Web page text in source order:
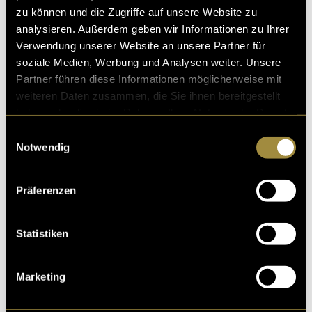
zu können und die Zugriffe auf unsere Website zu
analysieren. Außerdem geben wir Informationen zu Ihrer
Verwendung unserer Website an unsere Partner für
soziale Medien, Werbung und Analysen weiter. Unsere
Partner führen diese Informationen möglicherweise mit
weiteren Daten zusammen, die Sie ihnen bereitgestellt
Notwendig
Präferenzen
Statistiken
Marketing